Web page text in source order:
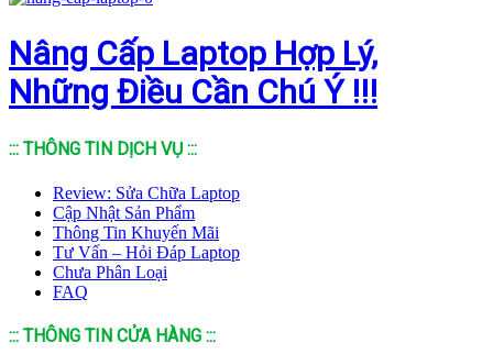
Nâng Cấp Laptop Hợp Lý,
Những Điều Cần Chú Ý !!!
::: THÔNG TIN DỊCH VỤ :::
Review: Sửa Chữa Laptop
Cập Nhật Sản Phẩm
Thông Tin Khuyến Mãi
Tư Vấn – Hỏi Đáp Laptop
Chưa Phân Loại
FAQ
::: THÔNG TIN CỬA HÀNG :::